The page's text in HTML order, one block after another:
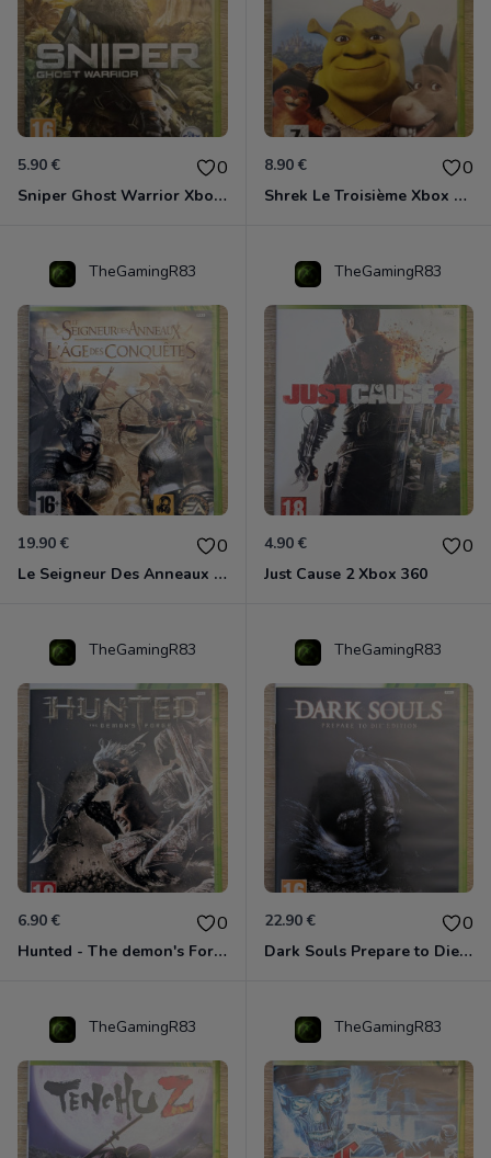
5.90 € 0
Sniper Ghost Warrior Xbox 360
8.90 € 0
Shrek Le Troisième Xbox 360
TheGamingR83
19.90 € 0
Le Seigneur Des Anneaux - L'âge Des Conquêtes Xbox 360
TheGamingR83
4.90 € 0
Just Cause 2 Xbox 360
TheGamingR83
6.90 € 0
Hunted - The demon's Forge Xbox 360 (Complet CIB)
TheGamingR83
22.90 € 0
Dark Souls Prepare to Die Edition XBOX 360
TheGamingR83 TheGamingR83